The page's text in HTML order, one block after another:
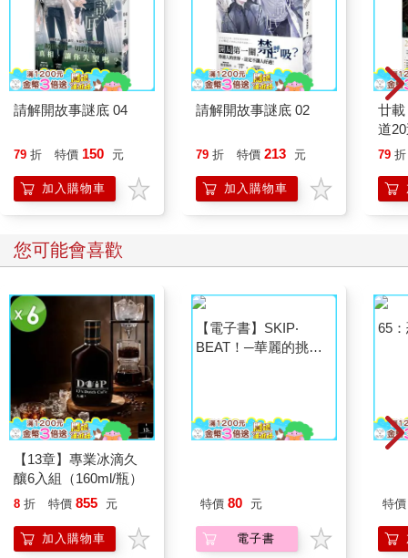
請解開故事謎底 04
79 折 特價 150 元
加入購物車
請解開故事謎底 02
79 折 特價 213 元
加入購物車
廿
道
79 折
您可能會喜歡
【13章】專業冰滴久
釀6入組（160ml/瓶）
8 折 特價 855 元
加入購物車
【電子書】SKIP‧
BEAT！─華麗的挑戰─
特價 80 元
電子書
65
特價